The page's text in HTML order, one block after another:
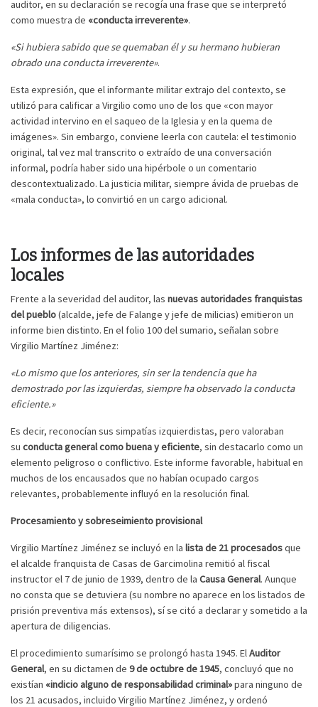
auditor, en su declaración se recogía una frase que se interpretó
como muestra de «conducta irreverente».
«Si hubiera sabido que se quemaban él y su hermano hubieran
obrado una conducta irreverente».
Esta expresión, que el informante militar extrajo del contexto, se
utilizó para calificar a Virgilio como uno de los que «con mayor
actividad intervino en el saqueo de la Iglesia y en la quema de
imágenes». Sin embargo, conviene leerla con cautela: el testimonio
original, tal vez mal transcrito o extraído de una conversación
informal, podría haber sido una hipérbole o un comentario
descontextualizado. La justicia militar, siempre ávida de pruebas de
«mala conducta», lo convirtió en un cargo adicional.
Los informes de las autoridades
locales
Frente a la severidad del auditor, las nuevas autoridades franquistas
del pueblo(alcalde, jefe de Falange y jefe de milicias) emitieron un
informe bien distinto. En el folio 100 del sumario, señalan sobre
Virgilio Martínez Jiménez:
«Lo mismo que los anteriores, sin ser la tendencia que ha
demostrado por las izquierdas, siempre ha observado la conducta
eficiente.»
Es decir, reconocían sus simpatías izquierdistas, pero valoraban
su conducta general como buena y eficiente, sin destacarlo como un
elemento peligroso o conflictivo. Este informe favorable, habitual en
muchos de los encausados que no habían ocupado cargos
relevantes, probablemente influyó en la resolución final.
Procesamiento y sobreseimiento provisional
Virgilio Martínez Jiménez se incluyó en la lista de 21 procesadosque
el alcalde franquista de Casas de Garcimolina remitió al fiscal
instructor el 7 de junio de 1939, dentro de la Causa General. Aunque
no consta que se detuviera (su nombre no aparece en los listados de
prisión preventiva más extensos), sí se citó a declarar y sometido a la
apertura de diligencias.
El procedimiento sumarísimo se prolongó hasta 1945. ElAuditor
General, en su dictamen de 9 de octubre de 1945, concluyó que no
existían «indicio alguno de responsabilidad criminal»para ninguno de
los 21 acusados, incluido Virgilio Martínez Jiménez, y ordenó